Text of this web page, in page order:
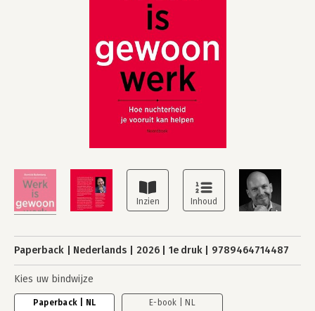
Paperback Nederlands 2026 1e druk 9789464714487
Kies uw bindwijze
Paperback | NL E-book | NL